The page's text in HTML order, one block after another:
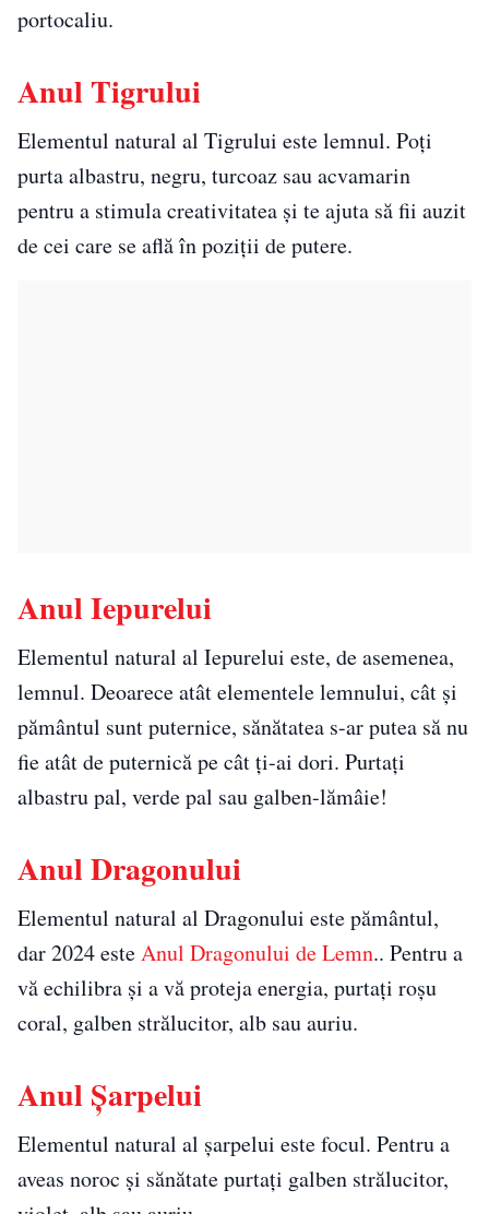
portocaliu.
Anul Tigrului
Elementul natural al Tigrului este lemnul. Poți
purta albastru, negru, turcoaz sau acvamarin
pentru a stimula creativitatea și te ajuta să fii auzit
de cei care se află în poziții de putere.
Anul Iepurelui
Elementul natural al Iepurelui este, de asemenea,
lemnul. Deoarece atât elementele lemnului, cât și
pământul sunt puternice, sănătatea s-ar putea să nu
fie atât de puternică pe cât ți-ai dori. Purtați
albastru pal, verde pal sau galben-lămâie!
Anul Dragonului
Elementul natural al Dragonului este pământul,
dar 2024 esteAnul Dragonului de Lemn.. Pentru a
vă echilibra și a vă proteja energia, purtați roșu
coral, galben strălucitor, alb sau auriu.
Anul Șarpelui
Elementul natural al șarpelui este focul. Pentru a
aveas noroc și sănătate purtați galben strălucitor,